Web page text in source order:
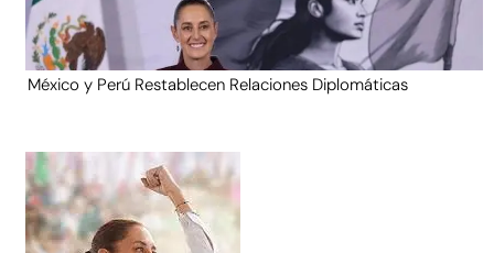
México y Perú Restablecen Relaciones Diplomáticas